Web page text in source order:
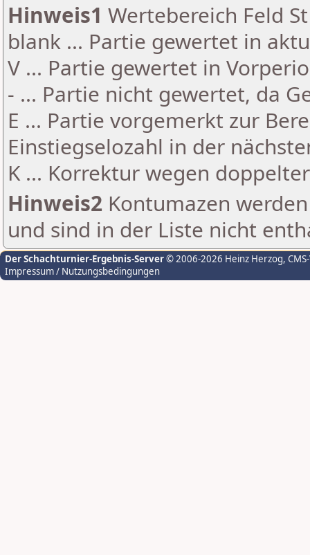
Hinweis1 Wertebereich Feld
blank ... Partie gewertet in
V ... Partie gewertet in
- ... Partie nicht gewertet, da
E ... Partie vorgemerkt zur
Einstiegselozahl in der
K ... Korrektur wegen
Hinweis2 Kontumazen
und sind in der Liste nicht
Der Schachturnier-Ergebnis-Server© 2006-2026 Heinz Herzog,
Impressum / Nutzungsbedingungen